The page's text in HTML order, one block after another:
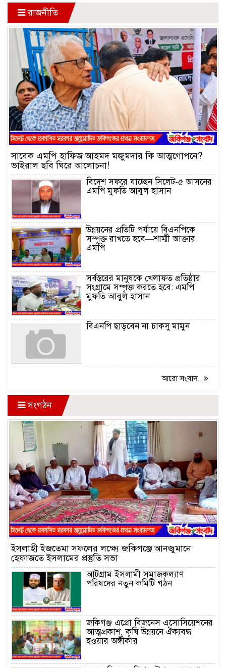
রাজনীতি
সাবেক এমপি হাফিজ আহমদ মজুমদার কি আত্মগোপনে?
ভাইরাল ছবি ঘিরে আলোচনা!
বিদেশ সফরে যাচ্ছেন সিলেট-৫ আসনের
এমপি মুফতি আবুল হাসান
উন্নয়নের প্রতিটি পর্যায়ে বিএনপিকে
সম্পৃক্ত রাখতে হবে—শাম্মী আক্তার
এমপি
সর্বস্তরের মানুষকে খেলাফত প্রতিষ্ঠার
সংগ্রামে সম্পৃক্ত করতে হবে: এমপি
মুফতি আবুল হাসান
বিএনপি ছাড়বেন না চাকসু মামুন
আরো সংবাদ..
সংগঠন
ইসলাহী ইজতেমা সফলের লক্ষ্যে জকিগঞ্জে আনজুমানে
হেফাজতে ইসলামের প্রস্তুতি সভা
আটগ্রাম ইসলামী সমাজকল্যাণ
পরিষদের নতুন কমিটি গঠন
জকিগঞ্জ এগ্রো বিজনেস এসোসিয়েশনের
আত্মপ্রকাশ, কৃষি উন্নয়নে ঐক্যবদ্ধ
হওয়ার অঙ্গীকার